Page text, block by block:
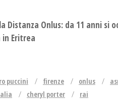
Distanza Onlus: da 11 anni
in Eritrea
puccini firenze onlus
cheryl porter rai